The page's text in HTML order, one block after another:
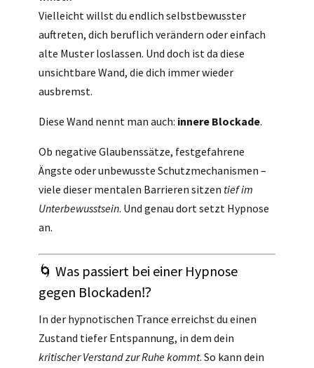
Vielleicht willst du endlich selbstbewusster
auftreten, dich beruflich verändern oder einfach
alte Muster loslassen. Und doch ist da diese
unsichtbare Wand, die dich immer wieder
ausbremst.
Diese Wand nennt man auch: innere Blockade.
Ob negative Glaubenssätze, festgefahrene
Ängste oder unbewusste Schutzmechanismen –
viele dieser mentalen Barrieren sitzen tief im
Unterbewusstsein. Und genau dort setzt Hypnose
an.
🌀 Was passiert bei einer Hypnose
gegen Blockaden⁉
In der hypnotischen Trance erreichst du einen
Zustand tiefer Entspannung, in dem dein
kritischer Verstand zur Ruhe kommt. So kann dein